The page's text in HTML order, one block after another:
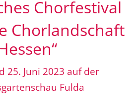
Chorfestival
Chorlandschaft
25. Juni 2023 auf der
Fulda